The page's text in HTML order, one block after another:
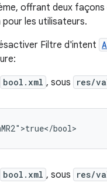
offrant deux
les utilisateurs.
Filtre d'intent
bool.xml , sous res/
bool>
bool.xml , sous res/